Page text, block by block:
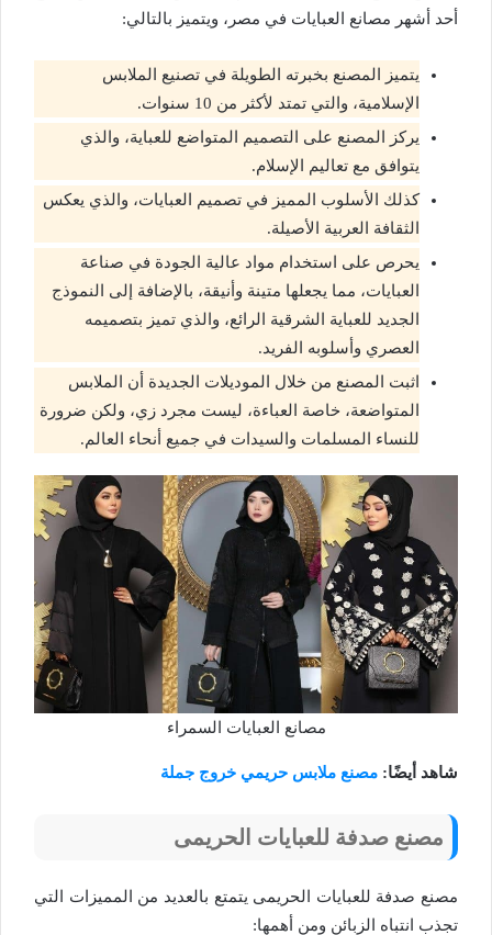
أحد أشهر مصانع العبايات في مصر، ويتميز بالتالي:
يتميز المصنع بخبرته الطويلة في تصنيع الملابس
الإسلامية، والتي تمتد لأكثر من 10 سنوات.
يركز المصنع على التصميم المتواضع للعباية، والذي
يتوافق مع تعاليم الإسلام.
كذلك الأسلوب المميز في تصميم العبايات، والذي يعكس
الثقافة العربية الأصيلة.
يحرص على استخدام مواد عالية الجودة في صناعة
العبايات، مما يجعلها متينة وأنيقة، بالإضافة إلى النموذج
الجديد للعباية الشرقية الرائع، والذي تميز بتصميمه
العصري وأسلوبه الفريد.
اثبت المصنع من خلال الموديلات الجديدة أن الملابس
المتواضعة، خاصة العباءة، ليست مجرد زي، ولكن ضرورة
للنساء المسلمات والسيدات في جميع أنحاء العالم.
مصانع العبايات السمراء
شاهد أيضًا: مصنع ملابس حريمي خروج جملة
مصنع صدفة للعبايات الحريمى
مصنع صدفة للعبايات الحريمى يتمتع بالعديد من المميزات التي
تجذب انتباه الزبائن ومن أهمها: